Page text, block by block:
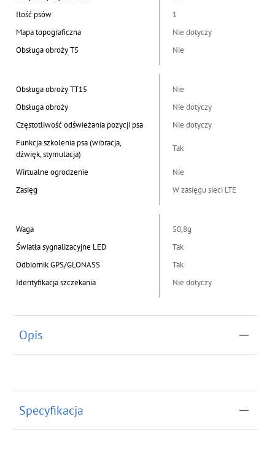
Ilość psów
1
Mapa topograficzna
Nie dotyczy
Obsługa obroży T5
Nie
Obsługa obroży TT15
Nie
Obsługa obroży
Nie dotyczy
Częstotliwość odświeżania pozycji psa
Nie dotyczy
Funkcja szkolenia psa (wibracja,
dźwięk, stymulacja)
Tak
Wirtualne ogrodzenie
Nie
Zasięg
W zasięgu sieci LTE
Waga
50,8g
Światła sygnalizacyjne LED
Tak
Odbiornik GPS/GLONASS
Tak
Identyfikacja szczekania
Nie dotyczy
Opis
Specyfikacja